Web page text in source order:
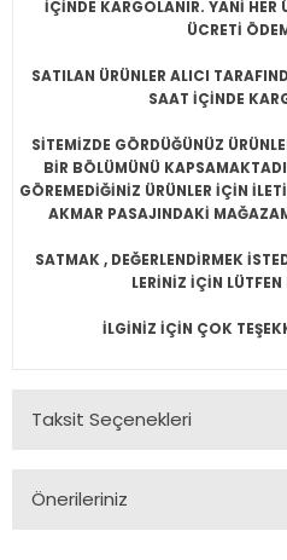
İÇİNDE KARGOLANIR. YANİ HER
ÜCRETİ
SATILAN ÜRÜNLER ALICI
SAAT İÇİNDE
SİTEMİZDE GÖRDÜĞÜNÜZ
BİR BÖLÜMÜNÜ
GÖREMEDİĞİNİZ ÜRÜNLER İÇİN
AKMAR PASAJINDAKİ
SATMAK , DEĞERLENDİRMEK
LERİNİZ İÇİN
İLGİNİZ İÇİN ÇOK
Taksit Seçenekleri
Önerileriniz